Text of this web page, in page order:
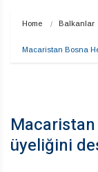
Home Balkanlar
Macaristan Bosna
Macaristan
üyeliğini